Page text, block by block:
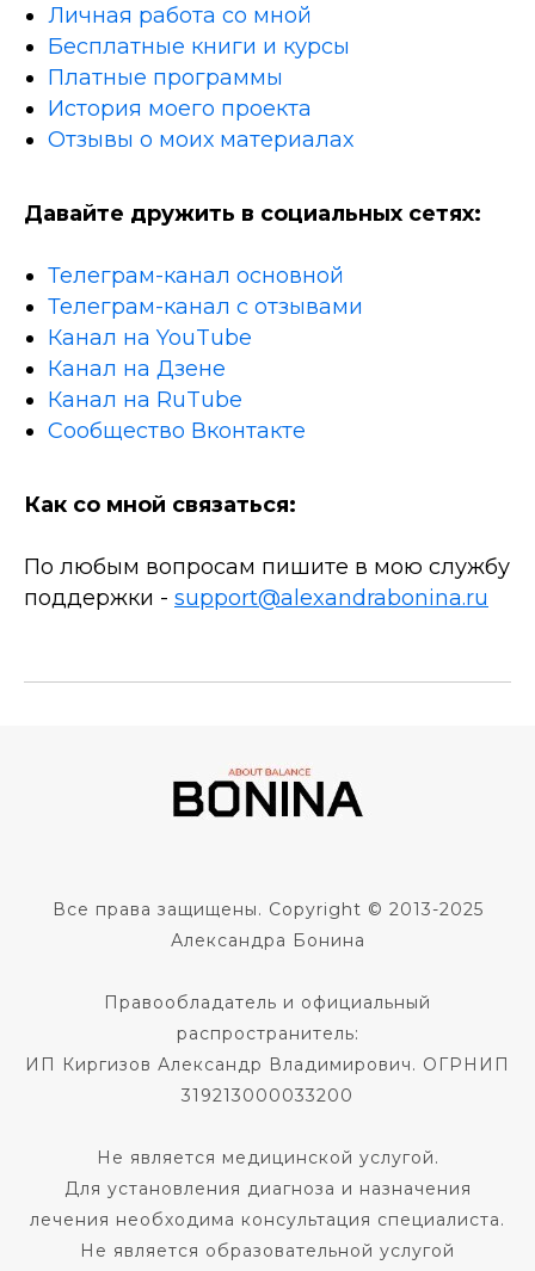
Личная работа со мной
Бесплатные книги и курсы
Платные программы
История моего проекта
Отзывы о моих материалах
Давайте дружить в социальных сетях:
Телеграм-канал основной
Телеграм-канал с отзывами
Канал на YouTube
Канал на Дзене
Канал на RuTube
Сообщество Вконтакте
Как со мной связаться:
По любым вопросам пишите в мою службу
поддержки - support@alexandrabonina.ru
Все права защищены. Copyright © 2013-2025
Александра Бонина
Правообладатель и официальный
распространитель:
ИП Киргизов Александр Владимирович. ОГРНИП
319213000033200
Не является медицинской услугой.
Для установления диагноза и назначения
лечения необходима консультация специалиста.
Не является образовательной услугой